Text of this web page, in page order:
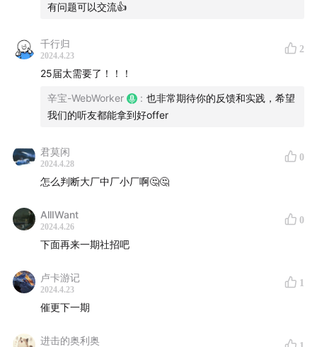
这期节目我们围绕校招展开闲聊，校招大满贯选手开翼分
享了自己的校招经历和准备方法，讲述了在校招中如何打
破信息壁垒，如何面对困惑以及应对策略。
备策略，解决自己的校招困惑。节目中提到了校招前的准
备时间线和关键点、如何去大厂实习的方法和策略、如何
offer时需要考虑哪些因素。
有问题可以交流👍
千行归
2024.4.23
2
25届太需要了！！！
辛宝-WebWorker : 也非常期待你的反馈和实践，希望
我们的听友都能拿到好offer
君莫闲
2024.4.28
0
怎么判断大厂中厂小厂啊🤔🤔
AllIWant
2024.4.26
0
下面再来一期社招吧
卢卡游记
2024.4.23
1
催更下一期
进击的奥利奥